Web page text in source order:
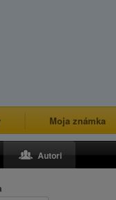
Moja známka
Autori